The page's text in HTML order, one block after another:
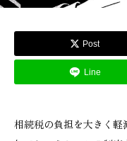
Post
Line
相続税の負担を大きく